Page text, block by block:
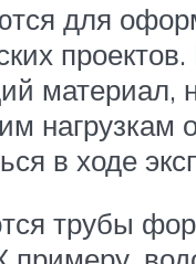
для
материал,
нагрузкам
в ходе
трубы